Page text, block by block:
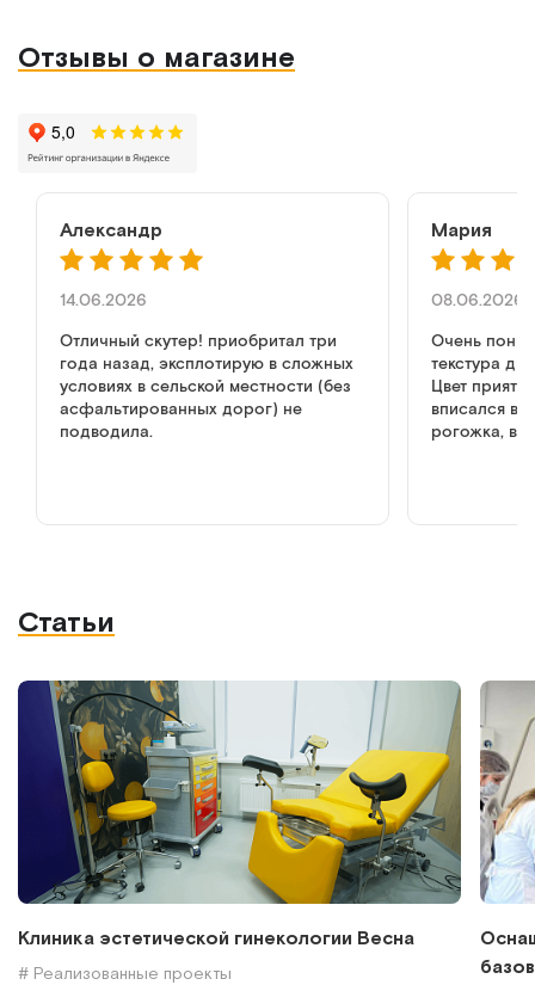
Отзывы о магазине
Александр
14.06.2026
Отличный скутер! приобритал три
года назад, эксплотирую в сложных
условиях в сельской местности (без
асфальтированных дорог) не
подводила.
Мария
08.06.2026
Очень
текстура
Цвет
вписался в
рогожка,
медицине.
Статьи
Клиника эстетической гинекологии Весна
# Реализованные проекты